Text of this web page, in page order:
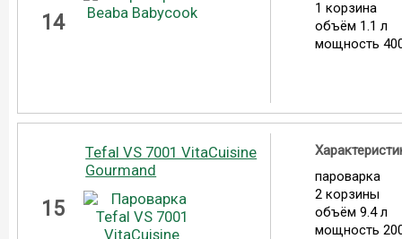
14
1 корзина
объём 1.1 л
мощность
15
Tefal VS 7001 VitaCuisine
Gourmand
пароварка
2 корзины
объём 9.4 л
мощность